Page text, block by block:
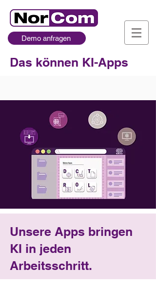
Demo anfragen
Das können KI-Apps
Unsere Apps bringen
KI in jeden
Arbeitsschritt.